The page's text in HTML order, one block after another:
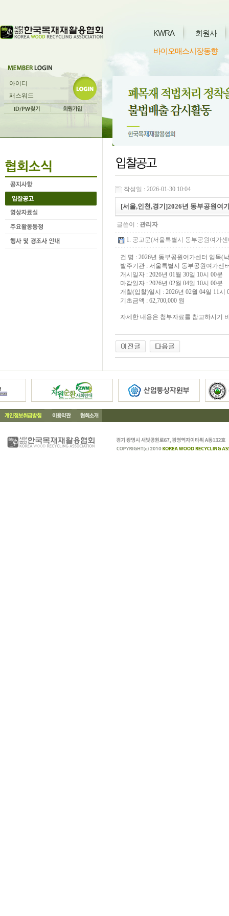
KWRA 회원사
바이오매스시장동향
작성일 : 2026-01-30 10:04
[서울,인천,경기]2026년 동부공원여
글쓴이 : 관리자
1. 공고문(서울특별시 동부공원여가
건 명 : 2026년 동부공원여가센터 임목(
발주기관 : 서울특별시 동부공원여가센
개시일자 : 2026년 01월 30일 10시 00분
마감일자 : 2026년 02월 04일 10시 00분
개찰(입찰)일시 : 2026년 02월 04일 11시
기초금액 : 62,700,000 원
자세한 내용은 첨부자료를 참고하시기